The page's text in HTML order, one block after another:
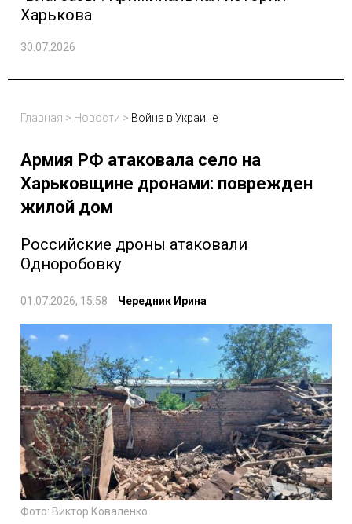
Харькова
30.07.2026
Главная > Новости > Война в Украине
Армия РФ атаковала село на
Харьковщине дронами: поврежден
жилой дом
Российские дроны атаковали
Одноробовку
01.07.2026, 15:58 Чередник Ирина
Фото: Виктор Коваленко